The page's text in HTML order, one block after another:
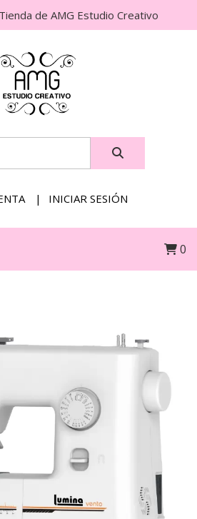
de AMG Estudio Creativo
INICIAR SESIÓN
0